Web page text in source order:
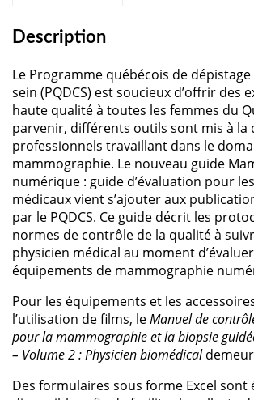
Description
Le Programme québécois de
sein (PQDCS) est soucieux d’offrir des
haute qualité à toutes les femmes du
parvenir, différents outils sont mis à la
professionnels travaillant dans le
mammographie. Le nouveau guide
numérique : guide d’évaluation pour
médicaux vient s’ajouter aux
par le PQDCS. Ce guide décrit les
normes de contrôle de la qualité à
physicien médical au moment
équipements de mammographie
Pour les équipements et les
l’utilisation de films, leManuel de
pour la mammographie et la biopsie
– Volume 2 : Physicien biomédical
Des formulaires sous forme Excel sont